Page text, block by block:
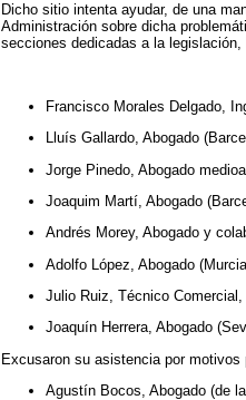
Dicho sitio intenta ayudar, de una
Administración sobre dicha
secciones dedicadas a la
Francisco Morales Delgado,
Lluís Gallardo, Abogado
Jorge Pinedo, Abogado
Joaquim Martí, Abogado
Andrés Morey, Abogado y
Adolfo López, Abogado
Julio Ruiz, Técnico
Joaquín Herrera, Abogado
Excusaron su asistencia por motivos
Agustín Bocos, Abogado (de